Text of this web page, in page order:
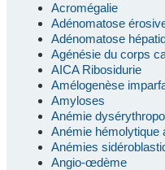
Acromégalie
Adénomatose
Adénomatose
Agénésie du corps
AICA Ribosidurie
Amélogenèse
Amyloses
Anémie
Anémie hémolytique
Anémies
Angio-œdème